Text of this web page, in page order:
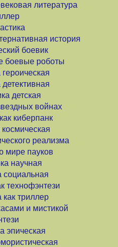
литература
история
боевик
боевые роботы
детская
войнах
киберпанк
реализма
мире пауков
научная
социальная
технофэнтези
как триллер
и мистикой
эпическая